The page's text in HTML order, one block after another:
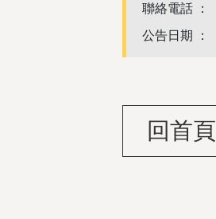
聯絡電話 ：
公告日期 ：
回首頁